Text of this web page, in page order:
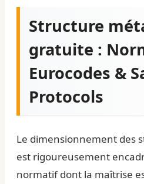
Structure
gratuite :
Eurocodes &
Protocols
Le dimensionnement des
est rigoureusement
normatif dont la maîtrise